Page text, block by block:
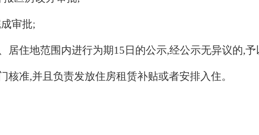
审批;
居住地范围内进行为期15 日的公示,经公示无异议的,予
准,并且负责发放住房租赁补贴或者安排入住。